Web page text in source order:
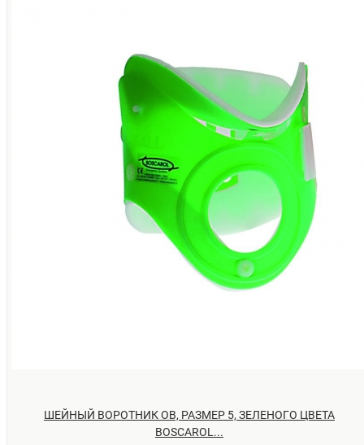
ШЕЙНЫЙ ВОРОТНИК OB, РАЗМЕР 5, ЗЕЛЕНОГО ЦВЕТА
BOSCAROL...